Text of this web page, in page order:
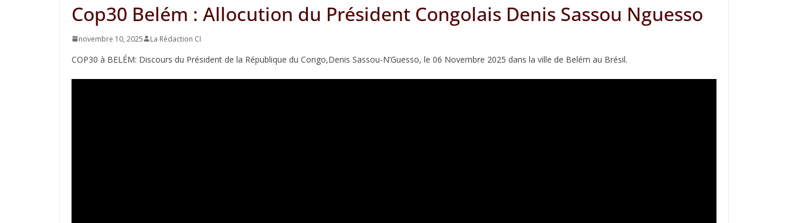
Cop30 Belém : Allocution du Président Congolais Denis Sassou Nguesso
novembre 10, 2025 La Rédaction CI
COP30 à BELÉM: Discours du Président de la République du Congo,Denis Sassou-N’Guesso, le 06 Novembre 2025 dans la ville de Belém au Brésil.